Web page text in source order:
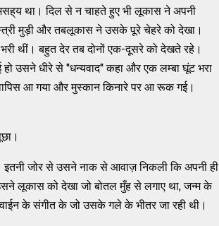
था। दिल से न चाहते हुए भी लूकास ने अपनी
मुड़ी और तबलूकास ने उसके पूरे चेहरे को देखा।
थीं। बहुत देर तब दोनों एक-दूसरे को देखते रहे।
उसने धीरे से ''धन्यवाद'' कहा और एक लम्बा घूंट भरा
आ गया और मुस्कान किनारे पर आ रूक गई।
जोर से उसने नाक से आवाज़ निकली कि अपनी ही
लूकास को देखा जो बोतल मुँह से लगाए था, जन्म के
के संगीत के जो उसके गले के भीतर जा रही थी।